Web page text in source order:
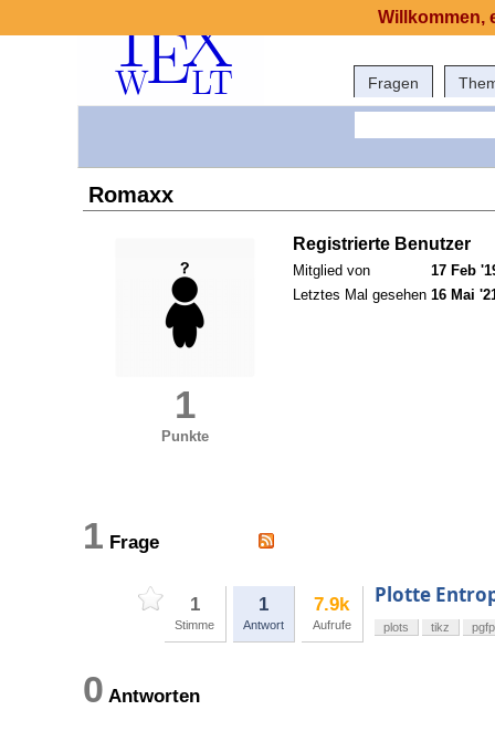
Fragen
Romaxx
1
Punkte
Registrierte Benutzer
Mitglied von
17 Feb
Letztes Mal gesehen 16 Mai
1 Frage
1
Stimme
1
Antwort
7.9k
Aufrufe
Plotte
plots tikz
0 Antworten
Willkommen,